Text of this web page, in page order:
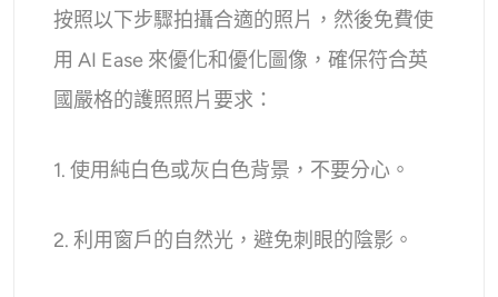
按照以下步驟拍攝合適的照片，然後免費使
用 AI Ease 來優化和優化圖像，確保符合英
國嚴格的護照照片要求：
1. 使用純白色或灰白色背景，不要分心。
2. 利用窗戶的自然光，避免刺眼的陰影。